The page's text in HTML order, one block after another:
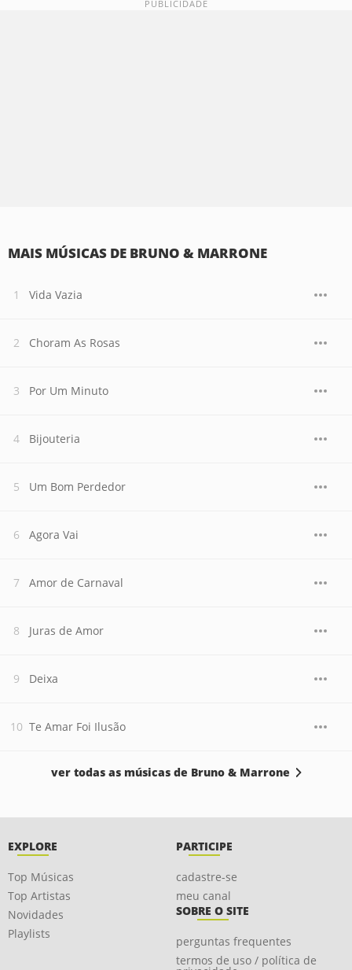
MAIS MÚSICAS DE BRUNO & MARRONE
Vida Vazia
Choram As Rosas
Por Um Minuto
Bijouteria
Um Bom Perdedor
Agora Vai
Amor de Carnaval
Juras de Amor
Deixa
Te Amar Foi Ilusão
ver todas as músicas de Bruno & Marrone
EXPLORE
Top Músicas
Top Artistas
Novidades
Playlists
PARTICIPE
cadastre-se
meu canal
SOBRE O SITE
perguntas frequentes
termos de uso / política de